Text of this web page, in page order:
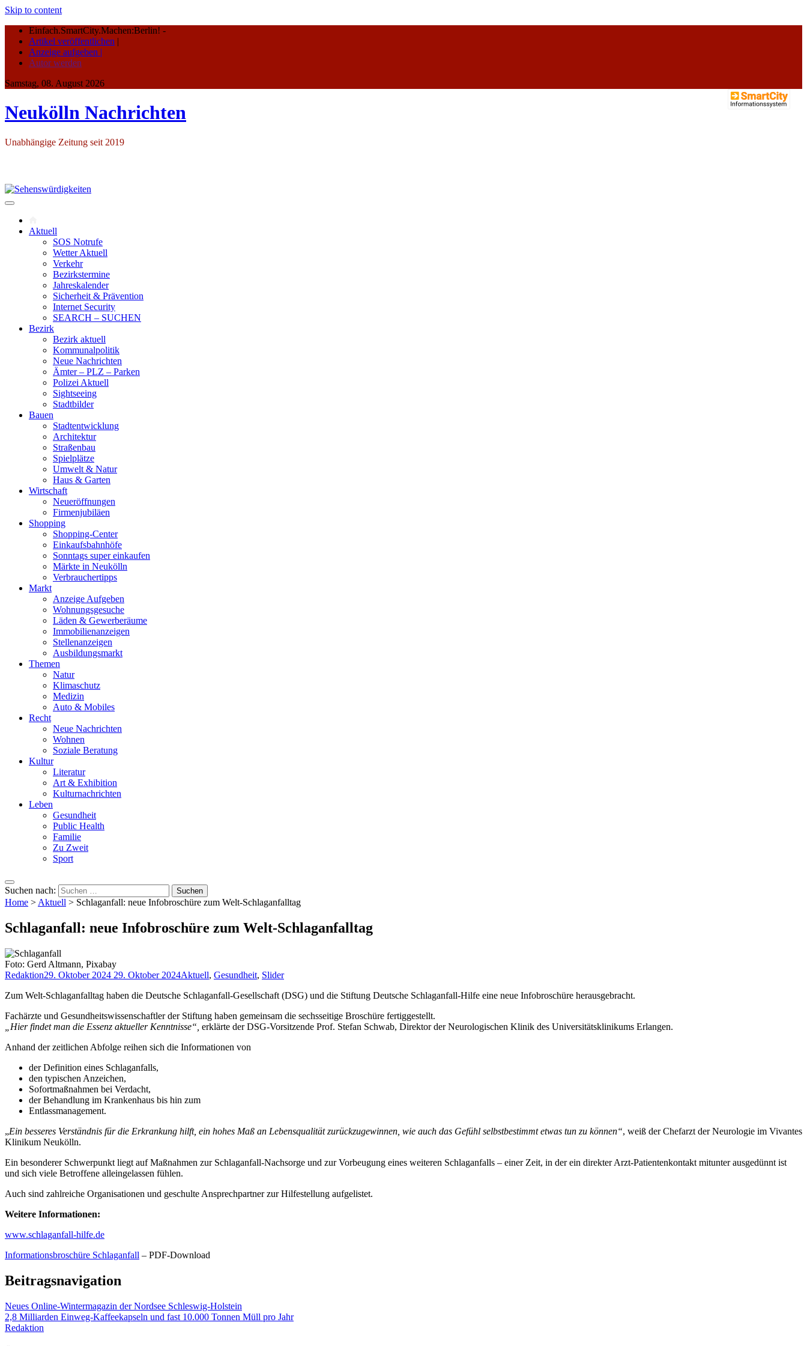
Skip to content
Einfach.SmartCity.Machen:Berlin! -
Artikel veröffentlichen |
Anzeige aufgeben |
Autor werden
Samstag, 08. August 2026
Neukölln Nachrichten
Unabhängige Zeitung seit 2019
Aktuell
SOS Notrufe
Wetter Aktuell
Verkehr
Bezirkstermine
Jahreskalender
Sicherheit & Prävention
Internet Security
SEARCH – SUCHEN
Bezirk
Bezirk aktuell
Kommunalpolitik
Neue Nachrichten
Ämter – PLZ – Parken
Polizei Aktuell
Sightseeing
Stadtbilder
Bauen
Stadtentwicklung
Architektur
Straßenbau
Spielplätze
Umwelt & Natur
Haus & Garten
Wirtschaft
Neueröffnungen
Firmenjubiläen
Shopping
Shopping-Center
Einkaufsbahnhöfe
Sonntags super einkaufen
Märkte in Neukölln
Verbrauchertipps
Markt
Anzeige Aufgeben
Wohnungsgesuche
Läden & Gewerberäume
Immobilienanzeigen
Stellenanzeigen
Ausbildungsmarkt
Themen
Natur
Klimaschutz
Medizin
Auto & Mobiles
Recht
Neue Nachrichten
Wohnen
Soziale Beratung
Kultur
Literatur
Art & Exhibition
Kulturnachrichten
Leben
Gesundheit
Public Health
Familie
Zu Zweit
Sport
Suchen nach:
Home >Aktuell > Schlaganfall: neue Infobroschüre zum Welt-Schlaganfalltag
Schlaganfall: neue Infobroschüre zum Welt-Schlaganfalltag
Foto: Gerd Altmann, Pixabay
Redaktion29. Oktober 2024 29. Oktober 2024Aktuell, Gesundheit, Slider
Zum Welt-Schlaganfalltag haben die Deutsche Schlaganfall-Gesellschaft (DSG) und die Stiftung Deutsche Schlaganfall-Hilfe eine neue Infobroschüre herausgebracht.
Fachärzte und Gesundheitswissenschaftler der Stiftung haben gemeinsam die sechsseitige Broschüre fertiggestellt.
„Hier findet man die Essenz aktueller Kenntnisse“, erklärte der DSG-Vorsitzende Prof. Stefan Schwab, Direktor der Neurologischen Klinik des Universitätsklinikums Erlangen.
Anhand der zeitlichen Abfolge reihen sich die Informationen von
der Definition eines Schlaganfalls,
den typischen Anzeichen,
Sofortmaßnahmen bei Verdacht,
der Behandlung im Krankenhaus bis hin zum
Entlassmanagement.
„Ein besseres Verständnis für die Erkrankung hilft, ein hohes Maß an Lebensqualität zurückzugewinnen, wie auch das Gefühl selbstbestimmt etwas tun zu können“, weiß der Chefarzt der Neurologie im Vivantes
Klinikum Neukölln.
Ein besonderer Schwerpunkt liegt auf Maßnahmen zur Schlaganfall-Nachsorge und zur Vorbeugung eines weiteren Schlaganfalls – einer Zeit, in der ein direkter Arzt-Patientenkontakt mitunter ausgedünnt ist
und sich viele Betroffene alleingelassen fühlen.
Auch sind zahlreiche Organisationen und geschulte Ansprechpartner zur Hilfestellung aufgelistet.
Weitere Informationen:
www.schlaganfall-hilfe.de
Informationsbroschüre Schlaganfall – PDF-Download
Beitragsnavigation
Neues Online-Wintermagazin der Nordsee Schleswig-Holstein
2,8 Milliarden Einweg-Kaffeekapseln und fast 10.000 Tonnen Müll pro Jahr
Redaktion